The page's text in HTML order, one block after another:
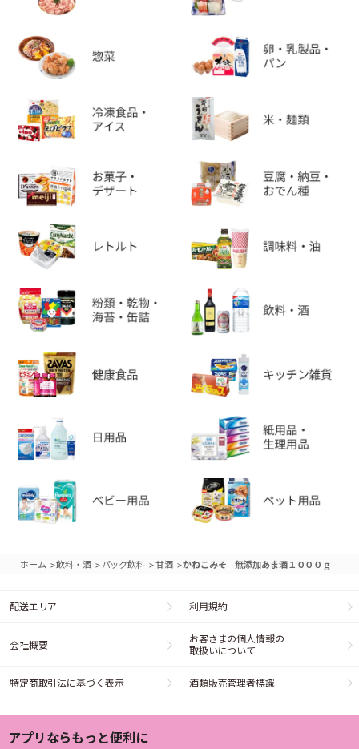
ホーム >飲料・酒 > パック飲料 >甘酒 >かねこみそ 無添加あま酒１０００ｇ
配送エリア 利用規約
会社概要
お客さまの個人情報の
取扱いについて
特定商取引法に基づく表示 酒類販売管理者標識
アプリならもっと便利に